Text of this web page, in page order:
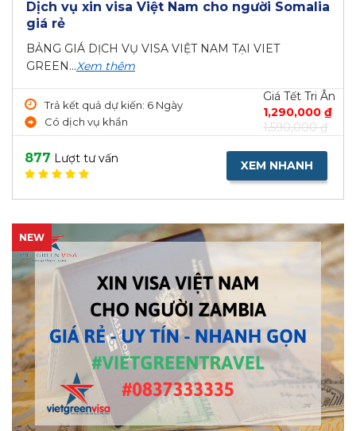
Dịch vụ xin visa Việt Nam cho người Somalia
giá rẻ
BẢNG GIÁ DỊCH VỤ VISA VIỆT NAM TẠI VIET
GREEN...Xem thêm
Trả kết quả dự kiến: 6 Ngày
Có dịch vụ khẩn
Giá Tết Tri Ân
1,290,000 ₫
1,590,000 ₫
877 Lượt tư vấn XEM NHANH
NEW